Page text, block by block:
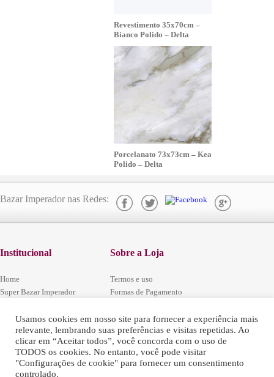
Revestimento 35x70cm –
Bianco Polido – Delta
Porcelanato 73x73cm – Kea
Polido – Delta
Usamos cookies em nosso site para fornecer a experiência mais
relevante, lembrando suas preferências e visitas repetidas. Ao
clicar em “Aceitar todos”, você concorda com o uso de
TODOS os cookies. No entanto, você pode visitar
"Configurações de cookie" para fornecer um consentimento
controlado.
Bazar Imperador nas Redes:
Institucional
Home
Super Bazar Imperador
Central de Atendimento
Trabalhe conosco
Fale Conosco
Sobre a Loja
Termos e uso
Formas de Pagamento
Codigo Defesa do Consumidor
Regulamentos das Promoções
Política de Arrependimento e Trocas